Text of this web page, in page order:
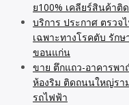
ย100% เคลียร์สินค้า
บริการ ประกาศ ตรวจ
เฉพาะทางโรคตับ รัก
ขอนแก่น
ขาย ตึกแถว-อาคารพ
ห้องริม ติดถนนใหญ่รา
รถไฟฟ้า